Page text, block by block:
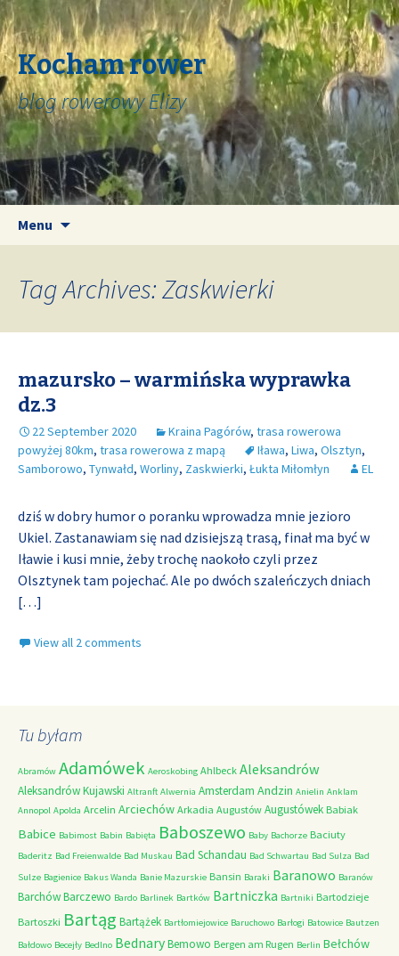
Kocham rower
blog rowerowy Elizy
Menu
Tag Archives: Zaskwierki
mazursko – warmińska wyprawka
dz.3
22 September 2020 Kraina Pagórów, trasa rowerowa
powyżej 80km, trasa rowerowa z mapą Iława, Liwa, Olsztyn,
Samborowo, Tynwałd, Worliny, Zaskwierki, Łukta Miłomłyn EL
dziś w dobry humor o poranku wprowadza mnie jezioro
Ukiel. Zastanawiam się nad dzisiejszą trasą, finał ma być w
Iławie i kusi mnie, żeby trochę naokoło czyli przez
Olsztynek tam pojechać. Ale po dwóch szaleńczych dniach
[…]
View all 2 comments
Tu byłam
Abramów Adamówek Aeroskobing Ahlbeck Aleksandrów
Aleksandrów Kujawski Altranft Alwernia Amsterdam Andzin Anielin Anklam
Annopol Apolda Arcelin Arciechów Arkadia Augustów Augustówek Babiak
Babice Babimost Babin Babięta Baboszewo Baby Bachorze Baciuty
Baderitz Bad Freienwalde Bad Muskau Bad Schandau Bad Schwartau Bad Sulza Bad
Sulze Bagienice Bakus Wanda Banie Mazurskie Bansin Baraki Baranowo Baranów
BarchówBarczewo Bardo Barlinek Bartków Bartniczka Bartniki Bartodzieje
Bartoszki Bartąg Bartążek Bartłomiejowice Baruchowo Barłogi Batowice Bautzen
Bałdowo Becejły Bedlno BednaryBemowo Bergen am Rugen Berlin Bełchów